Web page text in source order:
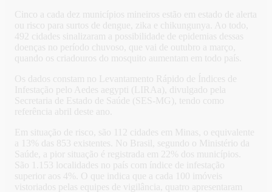
Cinco a cada dez municípios mineiros estão em estado de alerta
ou risco para surtos de dengue, zika e chikungunya. Ao todo,
492 cidades sinalizaram a possibilidade de epidemias dessas
doenças no período chuvoso, que vai de outubro a março,
quando os criadouros do mosquito aumentam em todo país.
Os dados constam no Levantamento Rápido de Índices de
Infestação pelo Aedes aegypti (LIRAa), divulgado pela
Secretaria de Estado de Saúde (SES-MG), tendo como
referência abril deste ano.
Em situação de risco, são 112 cidades em Minas, o equivalente
a 13% das 853 existentes. No Brasil, segundo o Ministério da
Saúde, a pior situação é registrada em 22% dos municípios.
São 1.153 localidades no país com índice de infestação
superior aos 4%. O que indica que a cada 100 imóveis
vistoriados pelas equipes de vigilância, quatro apresentaram